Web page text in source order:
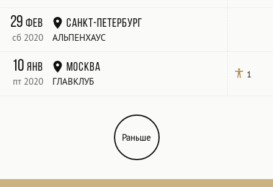
29фев
сб 2020
Санкт-Петербург
АЛЬПЕНХАУС
10янв
пт 2020
Москва
ГЛАВКЛУБ
1
Раньше